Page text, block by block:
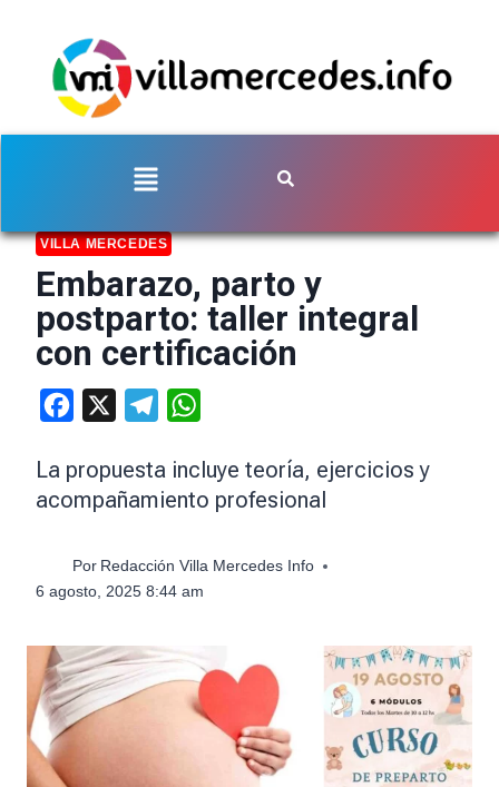
VILLA MERCEDES
Embarazo, parto y
postparto: taller integral
con certificación
Facebook Telegram
La propuesta incluye teoría, ejercicios y
acompañamiento profesional
Por Redacción Villa Mercedes Info
6 agosto, 2025 8:44 am